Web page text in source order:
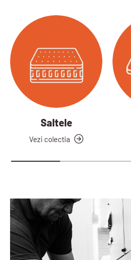
Saltele
Vezi colectia